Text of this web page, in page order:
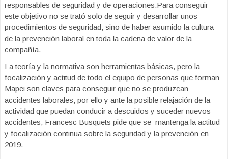
responsables de seguridad y de operaciones.​Para conseguir
este objetivo no se trató solo de seguir y desarrollar unos
procedimientos de seguridad, sino de haber asumido la cultura
de la prevención laboral en toda la cadena de valor de la
compañía.
La teoría y la normativa son herramientas básicas, pero la
focalización y actitud de todo el equipo de personas que forman
Mapei son claves para conseguir que no se produzcan
accidentes laborales; por ello y ante la posible relajación de la
actividad que puedan conducir a descuidos y suceder nuevos
accidentes, ​Francesc Busquets pide que se mantenga la actitud
y focalización continua sobre la seguridad y la prevención en
2019.